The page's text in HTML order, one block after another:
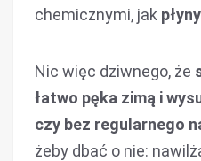
chemicznymi, jak
Nic więc dziwnego, że
łatwo pęka zimą i
czy bez regularnego
żeby dbać o nie: